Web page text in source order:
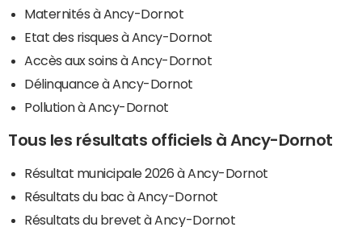
Maternités à Ancy-Dornot
Etat des risques à Ancy-Dornot
Accès aux soins à Ancy-Dornot
Délinquance à Ancy-Dornot
Pollution à Ancy-Dornot
Tous les résultats officiels à Ancy-Dornot
Résultat municipale 2026 à Ancy-Dornot
Résultats du bac à Ancy-Dornot
Résultats du brevet à Ancy-Dornot